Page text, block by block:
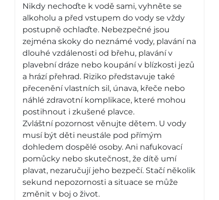
Nikdy nechoďte k vodě sami, vyhněte se
alkoholu a před vstupem do vody se vždy
postupně ochlaďte. Nebezpečné jsou
zejména skoky do neznámé vody, plavání na
dlouhé vzdálenosti od břehu, plavání v
plavební dráze nebo koupání v blízkosti jezů
a hrází přehrad. Riziko představuje také
přecenění vlastních sil, únava, křeče nebo
náhlé zdravotní komplikace, které mohou
postihnout i zkušené plavce.
Zvláštní pozornost věnujte dětem. U vody
musí být děti neustále pod přímým
dohledem dospělé osoby. Ani nafukovací
pomůcky nebo skutečnost, že dítě umí
plavat, nezaručují jeho bezpečí. Stačí několik
sekund nepozornosti a situace se může
změnit v boj o život.